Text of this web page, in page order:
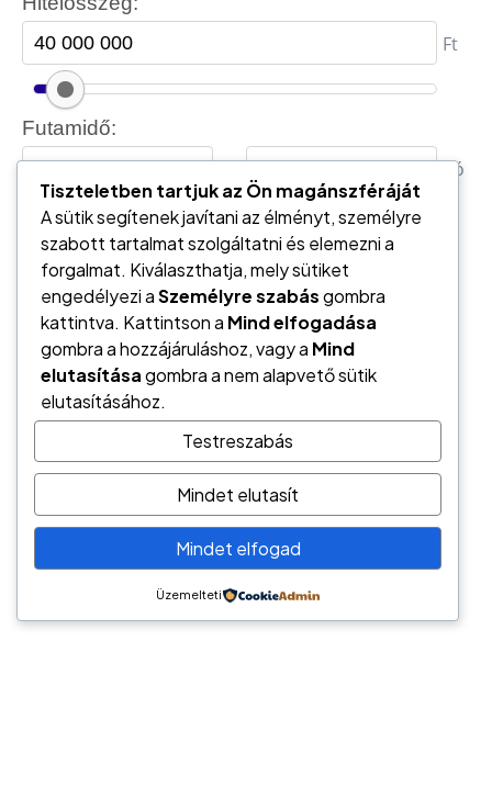
Németh László
Hírös Pénzügyi Tanácsadó
6000 Kecskemét, Tatár sor 6.
tel.: (+36) 70/944-2247
e-mail: hptkft@gmail.com
Tiszteletben tartjuk az Ön magánszféráját
A sütik segítenek javítani az élményt, személyre
szabott tartalmat szolgáltatni és elemezni a
forgalmat. Kiválaszthatja, mely sütiket
engedélyezi aSzemélyre szabásgombra
kattintva. Kattintson a Mind elfogadása
gombra a hozzájáruláshoz, vagy a Mind
elutasításagombra a nem alapvető sütik
elutasításához.
Testreszabás
Mindet elutasít
Mindet elfogad
Üzemelteti